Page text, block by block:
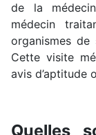
de la
médecin
organismes de
Cette visite
avis d’aptitude
Quelles